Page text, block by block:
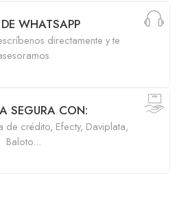
WHATSAPP
directamente y te
SEGURA CON:
de crédito, Efecty, Daviplata,
Baloto...